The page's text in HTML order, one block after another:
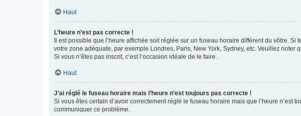
Haut
L’heure n’est pas correcte !
Il est possible que l’heure affichée soit réglée sur un fuseau horaire différent du vôtre.
votre zone adéquate, par exemple Londres, Paris, New York, Sydney, etc. Veuillez
Si vous n’êtes pas inscrit, c’est l’occasion idéale de le faire.
Haut
J’ai réglé le fuseau horaire mais l’heure n’est toujours pas correcte !
Si vous êtes certain d’avoir correctement réglé le fuseau horaire mais que l’heure
communiquer ce problème.